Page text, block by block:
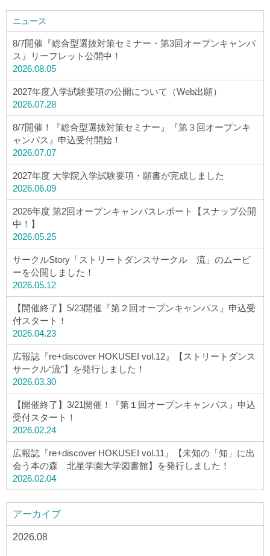
ニュース
8/7開催『総合型選抜対策セミナー・第3回オープンキャンパ
ス』リーフレット公開中！
2026.08.05
2027年度入学試験要項の公開について（Web出願）
2026.07.28
8/7開催！『総合型選抜対策セミナー』『第３回オープンキ
ャンパス』申込受付開始！
2026.07.07
2027年度 大学院入学試験要項・願書が完成しました
2026.06.09
2026年度 第2回オープンキャンパスレポート【スナップ公開
中！】
2026.05.25
サークルStory「ストリートダンスサークル 流」のムービ
ーを公開しました！
2026.05.12
【開催終了】5/23開催『第２回オープンキャンパス』申込受
付スタート！
2026.04.23
広報誌『re+discover HOKUSEI vol.12』【ストリートダンス
サークル“流”】を発行しました！
2026.03.30
【開催終了】3/21開催！『第１回オープンキャンパス』申込
受付スタート！
2026.02.24
広報誌『re+discover HOKUSEI vol.11』【未知の「知」に出
会う本の森 北星学園大学図書館】を発行しました！
2026.02.04
アーカイブ
2026.08